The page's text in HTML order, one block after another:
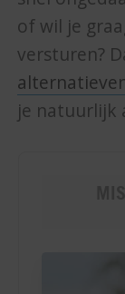
of wil je
versturen?
je natuurlijk